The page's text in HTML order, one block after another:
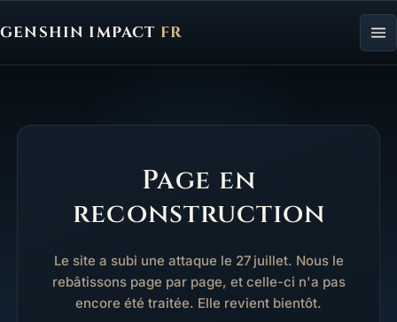
GENSHIN IMPACT FR
Genshin Impact FR, retour à l'accueil
Page en
reconstruction
Le site a subi une attaque le 27 juillet. Nous le
rebâtissons page par page, et celle-ci n'a pas
encore été traitée. Elle revient bientôt.